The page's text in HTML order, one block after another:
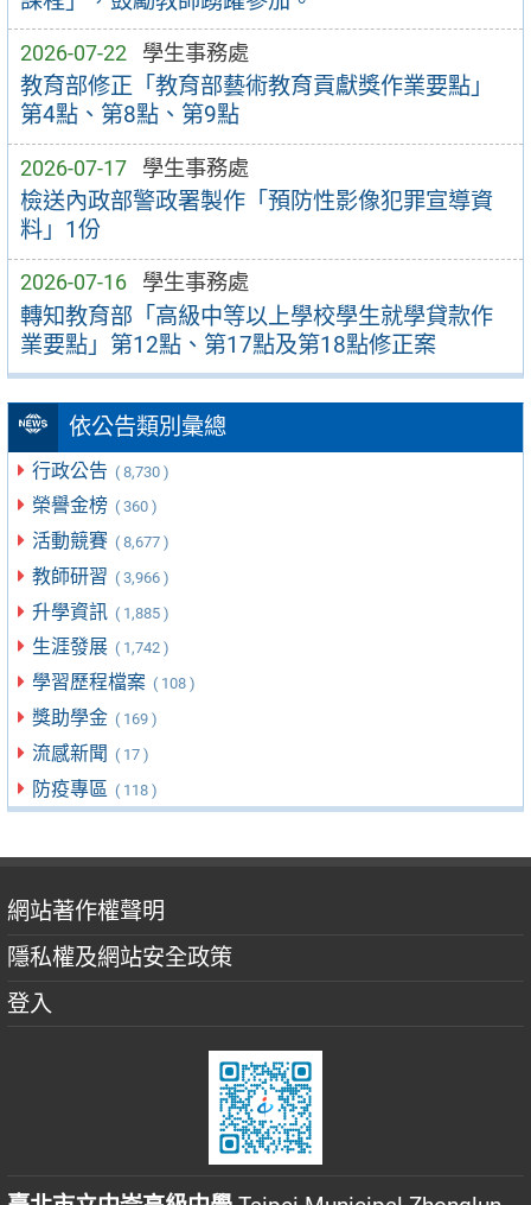
2026-07-22 學生事務處
教育部修正「教育部藝術教育貢獻獎作業要點」
第4點、第8點、第9點
2026-07-17 學生事務處
檢送內政部警政署製作「預防性影像犯罪宣導資
料」1份
2026-07-16 學生事務處
轉知教育部「高級中等以上學校學生就學貸款作
業要點」第12點、第17點及第18點修正案
依公告類別彙總
行政公告 ( 8,730 )
榮譽金榜 ( 360 )
活動競賽 ( 8,677 )
教師研習 ( 3,966 )
升學資訊 ( 1,885 )
生涯發展 ( 1,742 )
學習歷程檔案 ( 108 )
獎助學金 ( 169 )
流感新聞 ( 17 )
防疫專區 ( 118 )
網站著作權聲明
隱私權及網站安全政策
登入